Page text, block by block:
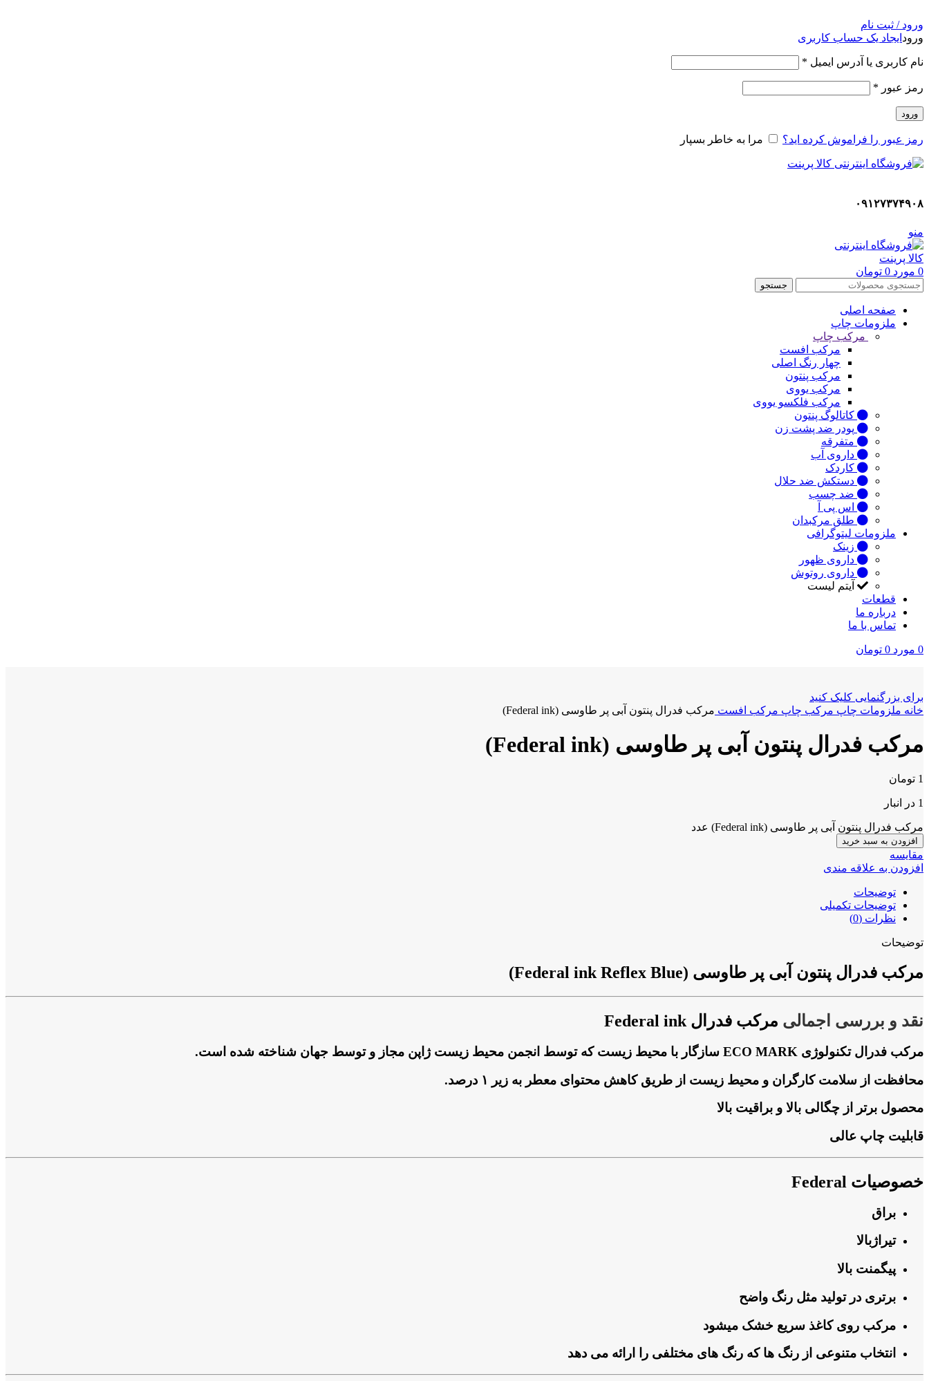
ورود / ثبت نام
ورود ایجاد یک حساب کاربری
نام کاربری یا آدرس ایمیل *
رمز عبور *
ورود
رمز عبور را فراموش کرده اید؟ مرا به خاطر بسپار
۰۹۱۲۷۳۷۴۹۰۸
منو
0 مورد 0 تومان
جستجو
صفحه اصلی
ملزومات چاپ
مرکب چاپ
مرکب افست
چهار رنگ اصلی
مرکب پنتون
مرکب یووی
مرکب فلکسو یووی
کاتالوگ پنتون
پودر ضد پشت زن
متفرقه
داروی آب
کاردک
دستکش ضد حلال
ضد چسب
اس پی آ
طلق مرکبدان
ملزومات لیتوگرافی
زینک
داروی ظهور
داروی روتوش
آیتم لیست
قطعات
درباره ما
تماس با ما
0 مورد 0 تومان
برای بزرگنمایی کلیک کنید
خانه ملزومات چاپ مرکب چاپ مرکب افست مرکب فدرال پنتون آبی پر طاوسی (Federal ink)
مرکب فدرال پنتون آبی پر طاوسی (Federal ink)
1 تومان
1 در انبار
مرکب فدرال پنتون آبی پر طاوسی (Federal ink) عدد
افزودن به سبد خرید
مقايسه
افزودن به علاقه مندی
توضیحات
توضیحات تکمیلی
نظرات (0)
توضیحات
مرکب فدرال پنتون آبی پر طاوسی (Federal ink Reflex Blue)
نقد و بررسی اجمالی مرکب فدرال Federal ink
مرکب فدرال تکنولوژی ECO MARK سازگار با محیط زیست که توسط انجمن محیط زیست ژاپن مجاز و توسط جهان شناخته شده است.
محافظت از سلامت کارگران و محیط زیست از طریق کاهش محتوای معطر به زیر ۱ درصد.
محصول برتر از چگالی بالا و براقیت بالا
قابلیت چاپ عالی
خصوصیات Federal
براق
تیراژبالا
پیگمنت بالا
برتری در تولید مثل رنگ واضح
مرکب روی کاغذ سریع خشک میشود
انتخاب متنوعی از رنگ ها که رنگ های مختلفی را ارائه می دهد